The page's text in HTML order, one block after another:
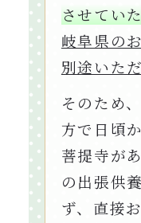
させてい
岐阜県の
別途いた
そのため
方で日頃
菩提寺が
の出張供
ず、直接